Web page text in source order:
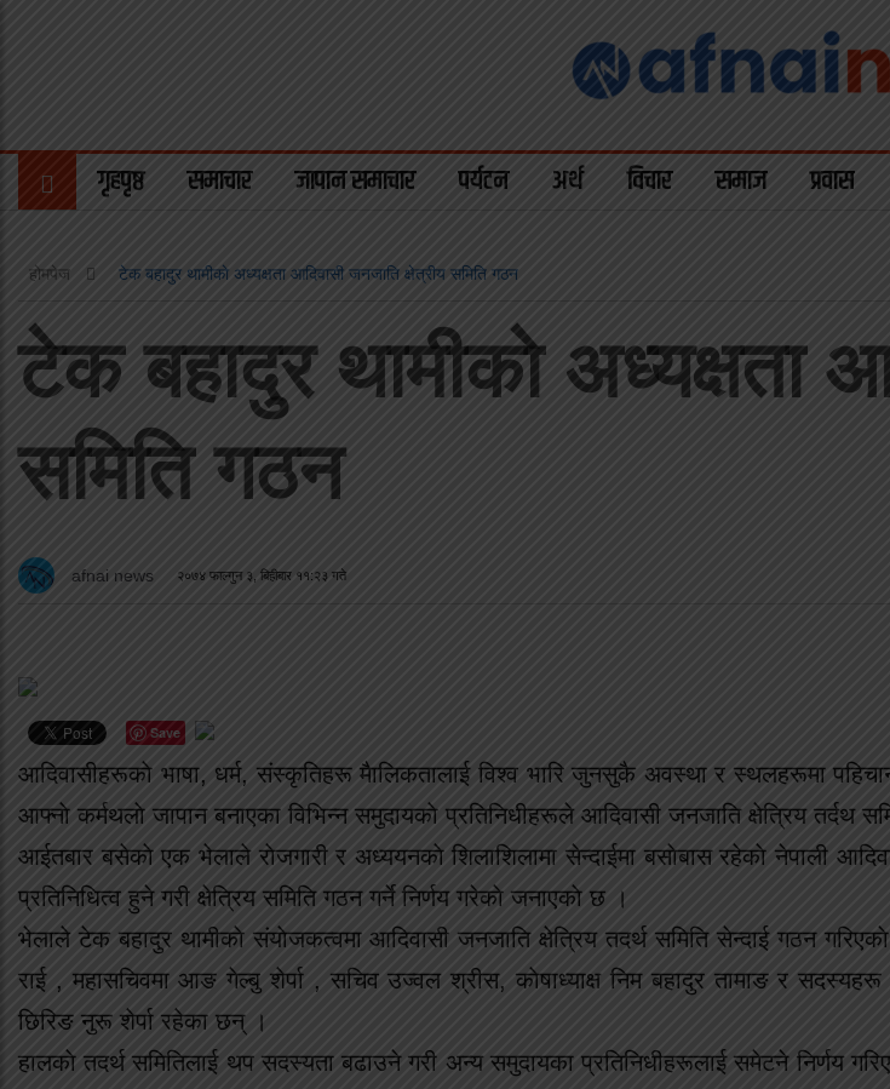
गृहपृष्ठ समाचार जापान समाचार पर्यटन अर्थ विचार समाज प्रवास
होमपेज टेक बहादुर थामीकाे अध्यक्षता आदिवासी जनजाति क्षेत्रीय समिति गठन
टेक बहादुर थामीकाे अध्यक्षता
समिति गठन
afnai news २०७४ फाल्गुन ३, बिहीबार ११:२३ गते
Save
आदिवासीहरूकाे भाषा, धर्म, संस्कृतिहरू मैालिकतालाई विश्व भारि जुनसुकै अवस्था र स्थलहरूमा
आफ्नाे कर्मथलाे जापान बनाएका विभिन्न समुदायकाे प्रतिनिधीहरूले आदिवासी जनजाति क्षेत्रिय तर्दथ
आईतबार बसेकाे एक भेलाले राेजगारी र अध्ययनकाे शिलाशिलामा सेन्दाईमा बसाेबास रहेकाे नेपाली
प्रतिनिधित्व हुने गरी क्षेत्रिय समिति गठन गर्ने निर्णय गरेकाे जनाएकाे छ ।
भेलाले टेक बहादुर थामीकाे संयाेजकत्वमा आदिवासी जनजाति क्षेत्रिय तदर्थ समिति सेन्दाई गठन
राई , महासचिवमा आङ गेल्बु शेर्पा , सचिव उज्वल श्रीस, काेषाध्याक्ष निम बहादुर तामाङ र सदस्यहरू
छिरिङ नुरू शेर्पा रहेका छन् ।
हालकाे तदर्थ समितिलाई थप सदस्यता बढाउने गरी अन्य समुदायका प्रतिनिधीहरूलाई समेटने निर्णय